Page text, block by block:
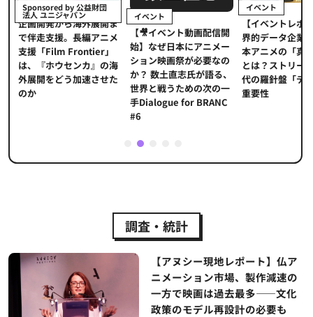
Sponsored by 公益財団
法人 ユニジャパン
企画開発から海外展開ま
で伴走支援。長編アニメ
支援「Film Frontier」
は、『ホウセンカ』の海
外展開をどう加速させた
のか
イベント
【🎥イベント動画配信開
始】なぜ日本にアニメー
ション映画祭が必要なの
か？ 数土直志氏が語る、
世界と戦うための次の一
手Dialogue for BRANC
#6
イベント
【イベントレポ
界的データ企業
本アニメの「真
とは？ストリー
代の羅針盤「デ
重要性
2
調査・統計
【アヌシー現地レポート】仏ア
ニメーション市場、製作減速の
一方で映画は過去最多——文化
政策のモデル再設計の必要も